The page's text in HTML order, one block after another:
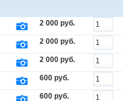
2 000 руб.
2 000 руб.
2 000 руб.
600 руб.
600 руб.